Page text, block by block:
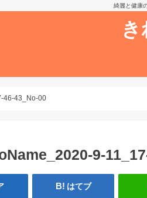
綺麗と健康
46-43_No-00
9-
はてブ